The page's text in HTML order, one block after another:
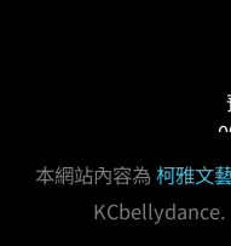
本網站內容為柯雅文
KCbellydance.